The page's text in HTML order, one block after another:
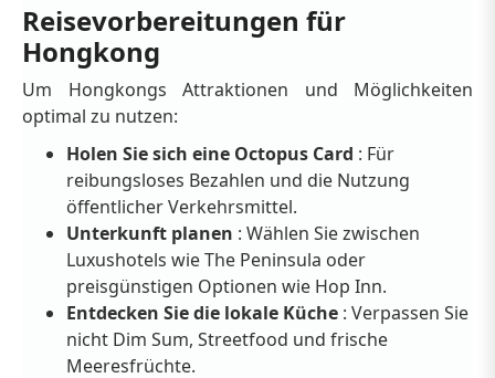
Reisevorbereitungen für
Hongkong
Um Hongkongs Attraktionen und Möglichkeiten
optimal zu nutzen:
Holen Sie sich eine Octopus Card : Für
reibungsloses Bezahlen und die Nutzung
öffentlicher Verkehrsmittel.
Unterkunft planen : Wählen Sie zwischen
Luxushotels wie The Peninsula oder
preisgünstigen Optionen wie Hop Inn.
Entdecken Sie die lokale Küche : Verpassen Sie
nicht Dim Sum, Streetfood und frische
Meeresfrüchte.